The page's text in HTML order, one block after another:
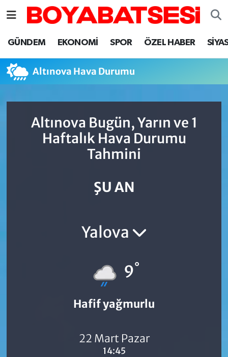
GÜNDEM EKONOMİ SPOR ÖZEL HABER
Altınova Hava Durumu
Altınova Bugün, Yarın ve 1
Haftalık Hava Durumu
Tahmini
ŞU AN
Yalova
9°
Hafif yağmurlu
22 Mart Pazar
14:45
Sinop Nöbetçi Eczaneler
Sinop Hava Durumu
Sinop Trafik Yoğunluk Haritası
Süper Lig Puan Durumu ve Fikstür
Son Dakika Haberleri